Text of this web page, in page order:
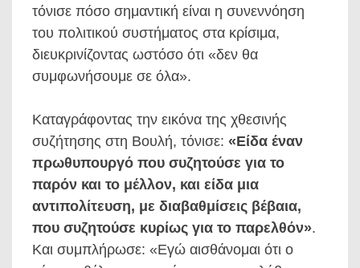
τόνισε πόσο σημαντική είναι η συνεννόηση
του πολιτικού συστήματος στα κρίσιμα,
διευκρινίζοντας ωστόσο ότι «δεν θα
συμφωνήσουμε σε όλα».
Καταγράφοντας την εικόνα της χθεσινής
συζήτησης στη Βουλή, τόνισε: «Είδα έναν
πρωθυπουργό που συζητούσε για το
παρόν και το μέλλον, και είδα μια
αντιπολίτευση, με διαβαθμίσεις βέβαια,
που συζητούσε κυρίως για το παρελθόν».
Και συμπλήρωσε: «Εγώ αισθάνομαι ότι ο